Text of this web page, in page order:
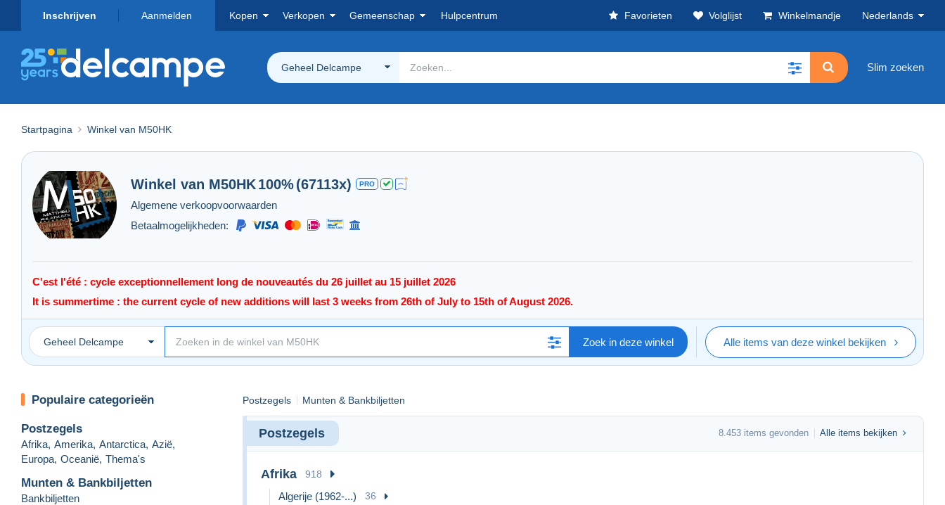
Inschrijven Aanmelden Kopen Verkopen Gemeenschap Hulpcentrum Favorieten Volglijst Winkelmandje Nederlands
Geheel Delcampe Slim zoeken
Startpagina Winkel van M50HK
Winkel van M50HK100%(67113x) PRO
Algemene verkoopvoorwaarden
Betaalmogelijkheden:
C'est l'été : cycle exceptionnellement long de nouveautés du 26 juillet au 15 juillet 2026
It is summertime : the current cycle of new additions will last 3 weeks from 26th of July to 15th of August 2026.
Geheel Delcampe Zoek in deze winkel Alle items van deze winkel bekijken
Populaire categorieën
Postzegels
Afrika, Amerika, Antarctica, Azië,
Europa, Oceanië, Thema's
Munten & Bankbiljetten
Bankbiljetten
Postzegels Munten & Bankbiljetten
Postzegels 8.453 items gevonden Alle items bekijken
Afrika 918
Algerije (1962-...) 36